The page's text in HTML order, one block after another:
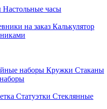
Настольные часы
на заказ Калькулятор
наборы Кружки Стаканы
Статуэтки Стеклянные